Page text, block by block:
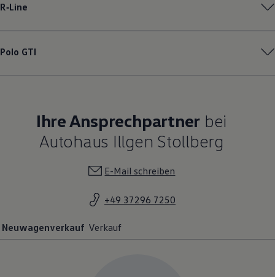
R‑Line
Polo GTI
Ihre Ansprechpartner bei
Autohaus Illgen Stollberg
E-Mail schreiben
+49 37296 7250
Neuwagenverkauf Verkauf